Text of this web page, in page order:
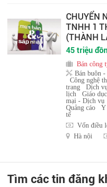
CHUYỂN
TNHH 1
(THÀNH
45 triệu
Bán công
Bán buôn -
Công nghệ
trang
Dịch
lịch
Giáo
mại - Dịch vụ
Quảng cáo
Y
tế
Vốn điều
Hà nội
Tìm các tin đăng